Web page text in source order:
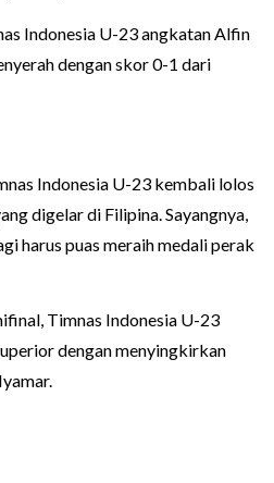
Indonesia U-23 angkatan Alfin
dengan skor 0-1 dari
Indonesia U-23 kembali lolos
digelar di Filipina. Sayangnya,
harus puas meraih medali perak
Timnas Indonesia U-23
dengan menyingkirkan